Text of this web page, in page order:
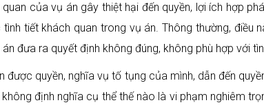
của vụ án gây thiệt hại đến quyền, lợi ích hợp
tiết khách quan trong vụ án. Thông thường, điều
đưa ra quyết định không đúng, không phù hợp với
quyền, nghĩa vụ tố tụng của mình, dẫn đến
định nghĩa cụ thể thế nào là vi phạm nghiêm